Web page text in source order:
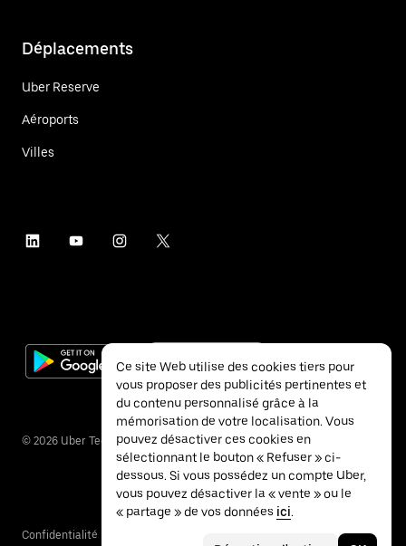
Déplacements
Uber Reserve
Aéroports
Villes
© 2026 Uber Technologies Inc.
Confidentialité
Ce site Web utilise des cookies tiers pour
vous proposer des publicités pertinentes et
du contenu personnalisé grâce à la
mémorisation de votre localisation. Vous
pouvez désactiver ces cookies en
sélectionnant le bouton « Refuser » ci-
dessous. Si vous possédez un compte Uber,
vous pouvez désactiver la « vente » ou le
« partage » de vos données ici.